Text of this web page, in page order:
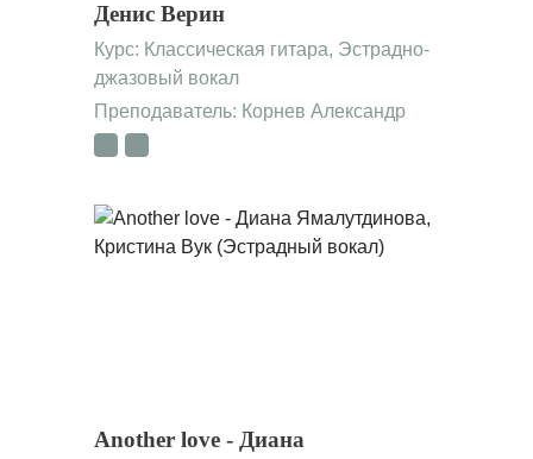
Денис Верин
Курс: Классическая гитара, Эстрадно-
джазовый вокал
Преподаватель: Корнев Александр
Anоther lоvе - Диана